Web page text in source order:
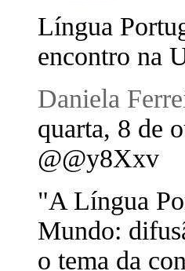
Língua
encontro na
Daniela
quarta, 8 de
@@y8Xxv
"A Língua
Mundo:
o tema da